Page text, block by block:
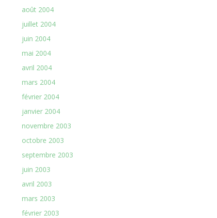
août 2004
juillet 2004
juin 2004
mai 2004
avril 2004
mars 2004
février 2004
janvier 2004
novembre 2003
octobre 2003
septembre 2003
juin 2003
avril 2003
mars 2003
février 2003